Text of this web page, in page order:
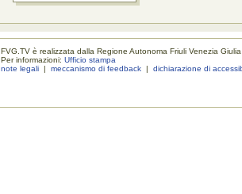
FVG.TV è realizzata dalla Regione Autonoma Friuli Venezia Giulia
Per informazioni:Ufficio stampa
note legali |meccanismo di feedback |dichiarazione di